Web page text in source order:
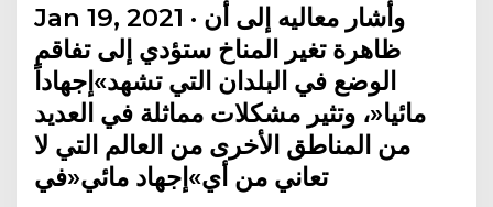
Jan 19, 2021 · وأشار معاليه إلى أن
ظاهرة تغير المناخ ستؤدي إلى تفاقم
الوضع في البلدان التي تشهد»إجهاداً
مائيا«، وتثير مشكلات مماثلة في العديد
من المناطق الأخرى من العالم التي لا
تعاني من أي»إجهاد مائي«في